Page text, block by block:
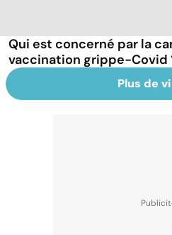
Qui est concerné par la
vaccination grippe-Covid
Plus de